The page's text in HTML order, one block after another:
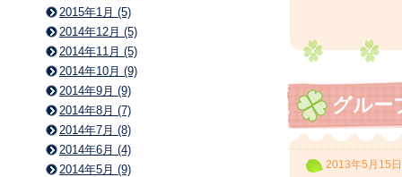
グルー
2013年5月15日
2015年1月 (5)
2014年12月 (5)
2014年11月 (5)
2014年10月 (9)
2014年9月 (9)
2014年8月 (7)
2014年7月 (8)
2014年6月 (4)
2014年5月 (9)